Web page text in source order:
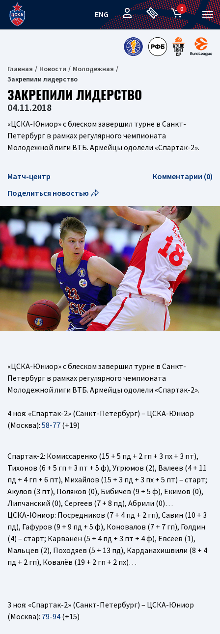
ENG
0
Главная Новости
Молодежная
Закрепили лидерство
ЗАКРЕПИЛИ ЛИДЕРСТВО
04.11.2018
«ЦСКА-Юниор» с блеском завершил турне в Санкт-
Петербург в рамках регулярного чемпионата
Молодежной лиги ВТБ. Армейцы одолели «Спартак-2».
Матч-центр
Комментарии (0)
Поделиться новостью
«ЦСКА-Юниор» с блеском завершил турне в Санкт-
Петербург в рамках регулярного чемпионата
Молодежной лиги ВТБ. Армейцы одолели «Спартак-2».
4 ноя: «Спартак-2» (Санкт-Петербург) – ЦСКА-Юниор
(Москва): 58-77 (+19)
Спартак-2: Комиссаренко (15 + 5 пд + 2 гп + 3 пх + 3 пт),
Тихонов (6 + 5 гп + 3 пт + 5 ф), Угрюмов (2), Валеев (4 + 11
пд + 4 гп + 6 пт), Михайлов (15 + 3 пд + 3 пх + 5 пт) – старт;
Акулов (3 пт), Поляков (0), Бибичев (9 + 5 ф), Екимов (0),
Липчанский (0), Сергеев (7 + 8 пд), Абрили (0)…
ЦСКА-Юниор: Посредников (7 + 4 пд + 2 гп), Савин (10 + 3
пд), Гафуров (9 + 9 пд + 5 ф), Коновалов (7 + 7 гп), Голдин
(4) – старт; Карванен (5 + 4 пд + 3 пт + 4 ф), Евсеев (1),
Мальцев (2), Походяев (5 + 13 пд), Карданахишвили (8 + 4
пд + 2 гп), Ковалёв (19 + 2 гп + 2 пх)…
3 ноя: «Спартак-2» (Санкт-Петербург) – ЦСКА-Юниор
(Москва): 79-94 (+15)